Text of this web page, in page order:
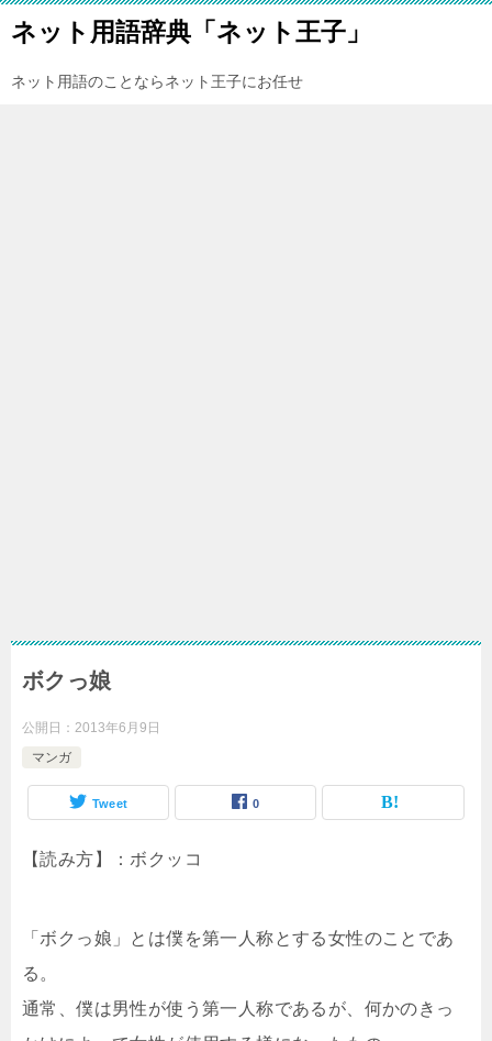
ネット用語辞典「ネット王子」
ネット用語のことならネット王子にお任せ
ボクっ娘
公開日： 2013年6月9日
マンガ
Tweet 0
【読み方】：ボクッコ
「ボクっ娘」とは僕を第一人称とする女性のことであ
る。
通常、僕は男性が使う第一人称であるが、何かのきっ